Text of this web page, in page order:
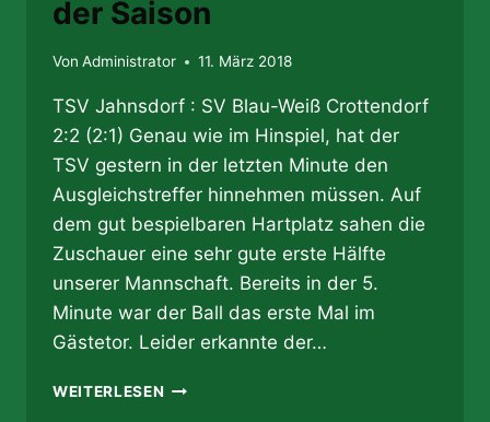
der Saison
Von Administrator 11. März 2018
TSV Jahnsdorf : SV Blau-Weiß Crottendorf
2:2 (2:1) Genau wie im Hinspiel, hat der
TSV gestern in der letzten Minute den
Ausgleichstreffer hinnehmen müssen. Auf
dem gut bespielbaren Hartplatz sahen die
Zuschauer eine sehr gute erste Hälfte
unserer Mannschaft. Bereits in der 5.
Minute war der Ball das erste Mal im
Gästetor. Leider erkannte der…
WEITERLESEN11.03.2018